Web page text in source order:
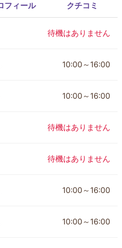
フィール クチコミ
待機はありません
10:00～16:00
10:00～16:00
待機はありません
待機はありません
10:00～16:00
10:00～16:00